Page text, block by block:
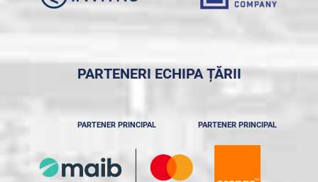
PARTENERI ECHIPA ȚĂRII
PARTENER PRINCIPAL PARTENER PRINCIPAL